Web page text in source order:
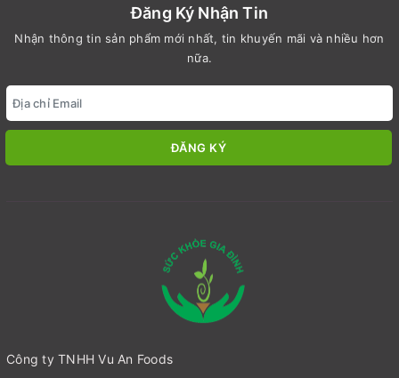
Đăng Ký Nhận Tin
Nhận thông tin sản phẩm mới nhất, tin khuyến mãi và nhiều hơn
nữa.
ĐĂNG KÝ
Công ty TNHH Vu An Foods